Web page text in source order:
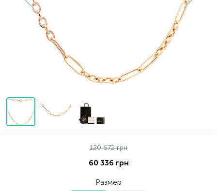
120 672 грн
60 336 грн
Размер
Серебряные колье
Серебряные цепочки
Серебряные аксессуары
Серебряные сувениры
Золотые серьги